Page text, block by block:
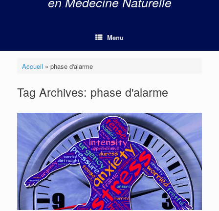
Menu
Accueil » phase d'alarme
Tag Archives: phase d'alarme